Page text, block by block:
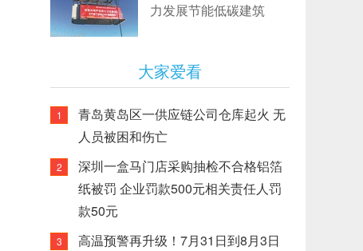
力发展节能低碳建筑
大家爱看
1
青岛黄岛区一供应链公司仓库起火 无
人员被困和伤亡
2
深圳一盒马门店采购抽检不合格铝箔
纸被罚 企业罚款500元相关责任人罚
款50元
3
高温预警再升级！7月31日到8月3日